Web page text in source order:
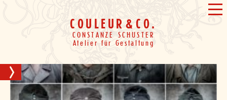
COULEUR & CO.
CONSTANZE SCHUSTER
Atelier für Gestaltung
NAVIGATION